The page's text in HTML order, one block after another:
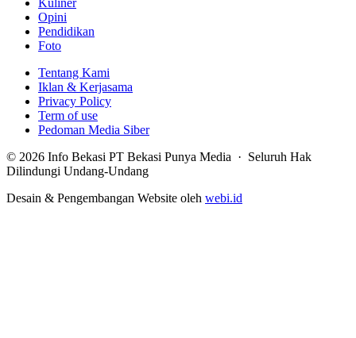
Kuliner
Opini
Pendidikan
Foto
Tentang Kami
Iklan & Kerjasama
Privacy Policy
Term of use
Pedoman Media Siber
© 2026 Info Bekasi PT Bekasi Punya Media · Seluruh Hak
Dilindungi Undang-Undang
Desain & Pengembangan Website oleh webi.id